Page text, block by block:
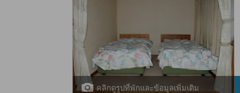
คลิกดูรูปที่พักและข้อมูลเพิ่มเติม